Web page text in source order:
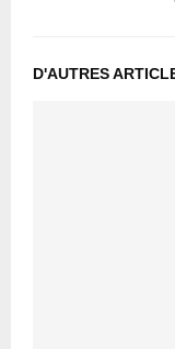
D'AUTRES